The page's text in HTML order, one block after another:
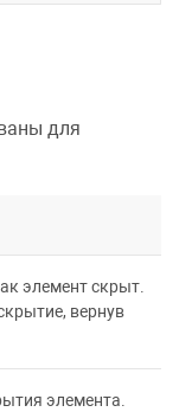
для
элемент скрыт.
вернув
элемента.